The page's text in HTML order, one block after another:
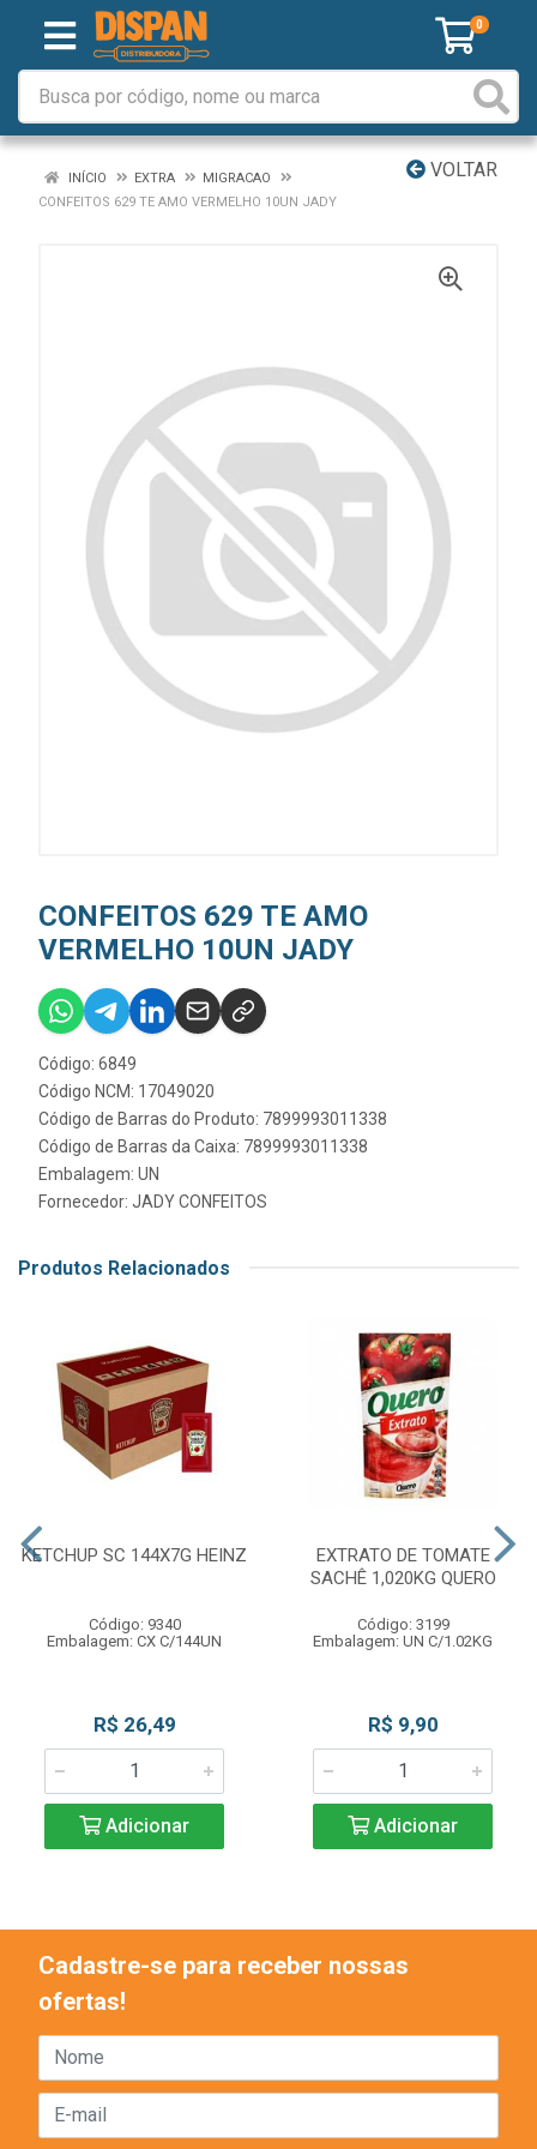
0
VOLTAR
INÍCIO EXTRA
MIGRACAO
CONFEITOS 629 TE AMO VERMELHO 10UN JADY
CONFEITOS 629 TE AMO
VERMELHO 10UN JADY
Código: 6849
Código NCM: 17049020
Código de Barras do Produto: 7899993011338
Código de Barras da Caixa: 7899993011338
Embalagem: UN
Fornecedor: JADY CONFEITOS
Produtos Relacionados
KETCHUP SC 144X7G HEINZ
Código: 9340
Embalagem: CX C/144UN
R$ 26,49
Adicionar
EXTRATO DE TOMATE
SACHÊ 1,020KG QUERO
Código: 3199
Embalagem: UN C/1.02KG
R$ 9,90
Adicionar
Cadastre-se para receber nossas
ofertas!